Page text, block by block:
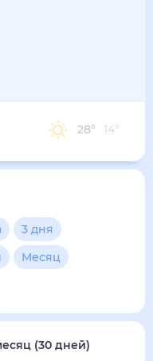
28° 14°
3 дня
Месяц
(30 дней)